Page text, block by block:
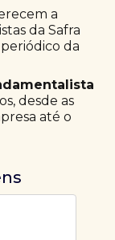
a
da Safra
da
desde as
até o